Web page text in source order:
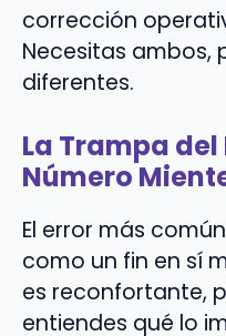
corrección
Necesitas ambos,
diferentes.
La Trampa del
Número
El error más
como un fin en sí
es reconfortante,
entiendes qué lo